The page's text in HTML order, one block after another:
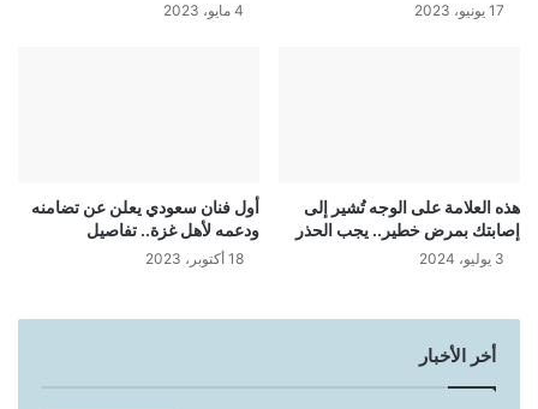
17 يونيو، 2023 4 مايو، 2023
هذه العلامة على الوجه تُشير إلى
إصابتك بمرض خطير.. يجب الحذر
3 يوليو، 2024
أول فنان سعودي يعلن عن تضامنه
ودعمه لأهل غزة.. تفاصيل
18 أكتوبر، 2023
أخر الأخبار